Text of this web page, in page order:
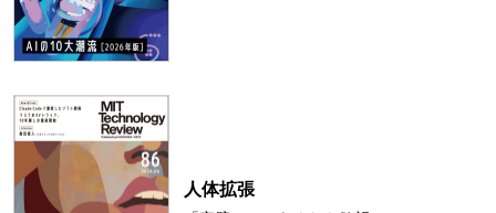
人体拡張